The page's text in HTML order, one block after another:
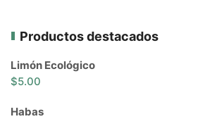
Productos destacados
Limón Ecológico
$5.00
Habas